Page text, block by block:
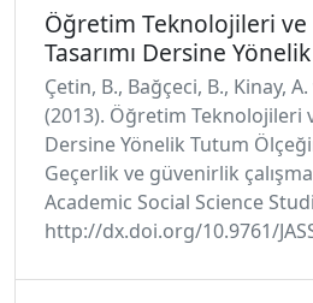
Öğretim Teknolojileri
Tasarımı Dersine
Çetin, B., Bağçeci, B., Kinay,
(2013). Öğretim Teknolojileri
Dersine Yönelik Tutum
Geçerlik ve güvenirlik
Academic Social Science
http://dx.doi.org/10.9761/